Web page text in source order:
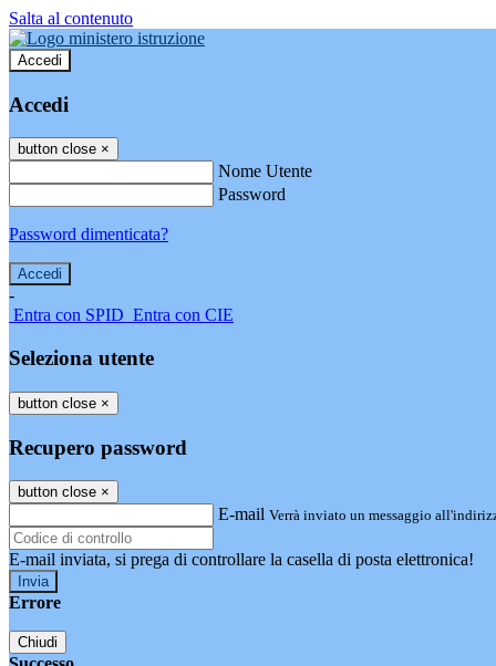
Salta al contenuto
Accedi
Accedi
button close ×
Nome Utente
Password
Password dimenticata?
-
Entra con SPID Entra con CIE
Seleziona utente
button close ×
Recupero password
button close ×
E-mail Verrà inviato un messaggio
E-mail inviata, si prega di controllare la casella di posta elettronica!
Errore
Chiudi